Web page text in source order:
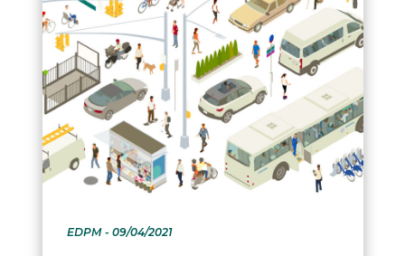
EDPM - 09/04/2021